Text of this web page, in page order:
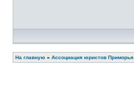
На главную » Ассоциация юристов Приморья